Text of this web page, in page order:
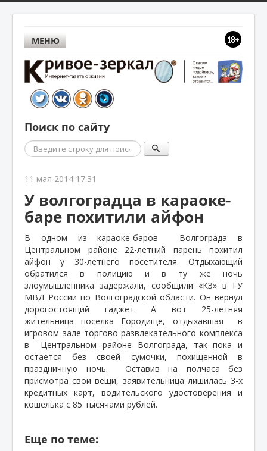
МЕНЮ
Поиск по сайту
Поиск
11 мая 2014 17:31
У волгоградца в караоке-
баре похитили айфон
В одном из караоке-баров
Волгограда в
Центральном районе 22-летний парень похитил
айфон у 30-летнего посетителя. Отдыхающий
обратился в полицию и в ту же ночь
злоумышленника задержали, сообщили «КЗ» в ГУ
МВД России по Волгоградской области. Он вернул
дорогостоящий гаджет. А вот 25-летняя
жительница поселка Городище, отдыхавшая
в
игровом зале торгово-развлекательного комплекса
в
Центральном районе Волгограда, так пока и
остается без своей сумочки, похищенной в
праздничную ночь.
Оставив на полчаса без
присмотра свои вещи, заявительница лишилась 3-х
кредитных карт, водительского удостоверения и
кошелька с 85 тысячами рублей.
Еще по теме: